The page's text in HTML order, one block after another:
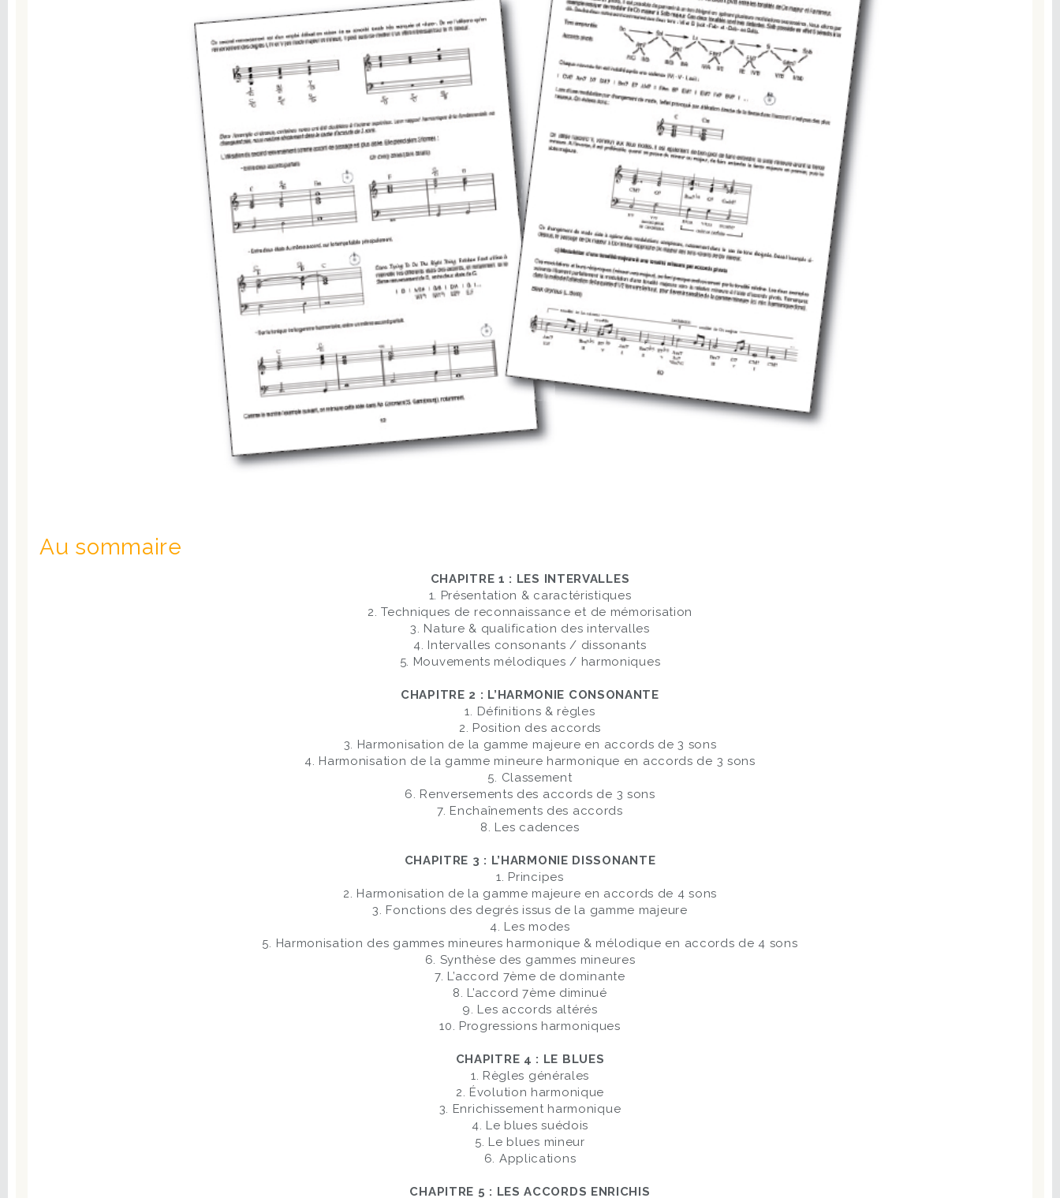
Au sommaire
CHAPITRE 1 : LES INTERVALLES
1. Présentation & caractéristiques
2. Techniques de reconnaissance et de mémorisation
3. Nature & qualification des intervalles
4. Intervalles consonants / dissonants
5. Mouvements mélodiques / harmoniques
CHAPITRE 2 : L’HARMONIE CONSONANTE
1. Définitions & règles
2. Position des accords
3. Harmonisation de la gamme majeure en accords de 3 sons
4. Harmonisation de la gamme mineure harmonique en accords de 3 sons
5. Classement
6. Renversements des accords de 3 sons
7. Enchaînements des accords
8. Les cadences
CHAPITRE 3 : L’HARMONIE DISSONANTE
1. Principes
2. Harmonisation de la gamme majeure en accords de 4 sons
3. Fonctions des degrés issus de la gamme majeure
4. Les modes
5. Harmonisation des gammes mineures harmonique & mélodique en accords de 4 sons
6. Synthèse des gammes mineures
7. L’accord 7ème de dominante
8. L’accord 7ème diminué
9. Les accords altérés
10. Progressions harmoniques
CHAPITRE 4 : LE BLUES
1. Règles générales
2. Évolution harmonique
3. Enrichissement harmonique
4. Le blues suédois
5. Le blues mineur
6. Applications
CHAPITRE 5 : LES ACCORDS ENRICHIS